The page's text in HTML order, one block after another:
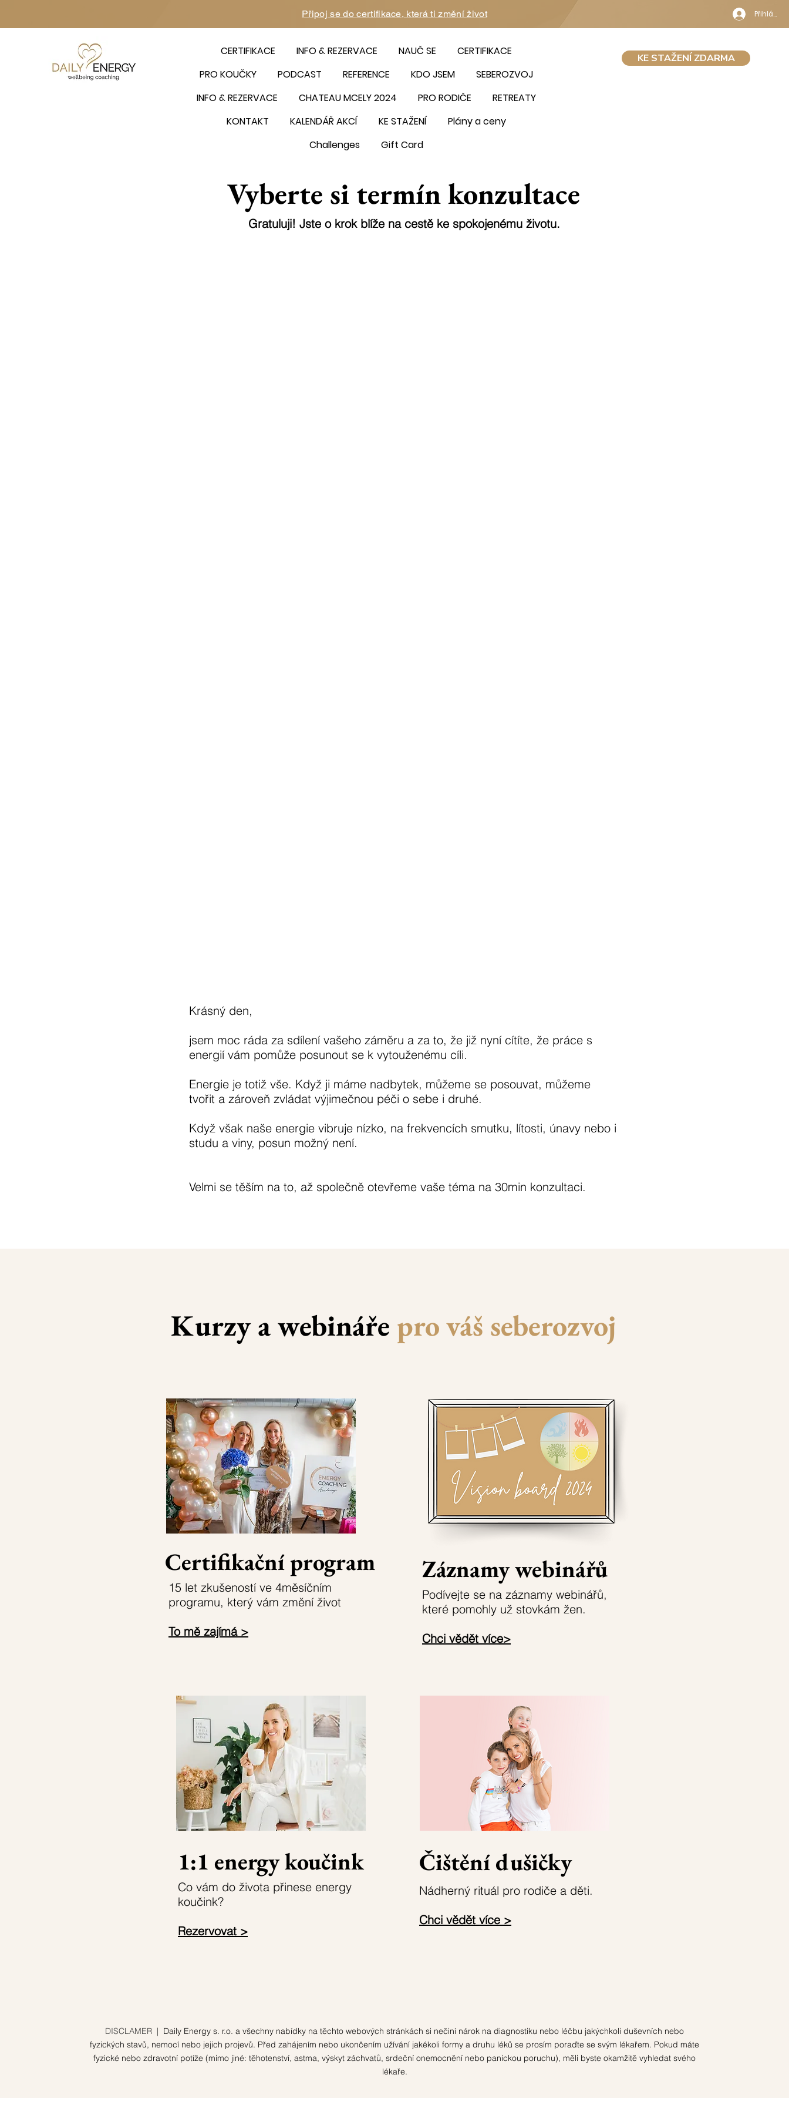
Připoj se do certifikace, která ti změní život Přihlásit
CERTIFIKACE INFO & REZERVACE NAUČ SE
CERTIFIKACE
PRO KOUČKY
PODCAST REFERENCE KDO JSEM
SEBEROZVOJ
INFO & REZERVACE
CHATEAU MCELY 2024 PRO RODIČE
RETREATY
KONTAKT
KALENDÁŘ AKCÍ KE STAŽENÍ
Plány a ceny
Challenges
Gift Card
KE STAŽENÍ ZDARMA
Vyberte si termín konzultace
Gratuluji! Jste o krok blíže na cestě ke spokojenému životu.
Krásný den,
jsem moc ráda za sdílení vašeho záměru a za to, že již nyní cítíte, že práce s
energií vám pomůže posunout se k vytouženému cíli.
Energie je totiž vše. Když ji máme nadbytek, můžeme se posouvat, můžeme
tvořit a zároveň zvládat výjimečnou péči o sebe i druhé.
Když však naše energie vibruje nízko, na frekvencích smutku, lítosti, únavy nebo i
studu a viny, posun možný není.
Velmi se těším na to, až společně otevřeme vaše téma na 30min konzultaci.
Kurzy a webináře pro váš seberozvoj
Certifikační program
15 let zkušeností ve 4měsíčním
programu, který vám změní život
To mě zajímá >
Záznamy webinářů
Podívejte se na záznamy webinářů,
které pomohly už stovkám žen.
Chci vědět více>
1:1 energy koučink
Co vám do života přinese energy
koučink?
Rezervovat >
Čištění dušičky
Nádherný rituál pro rodiče a děti.
Chci vědět více >
DISCLAMER | Daily Energy s. r.o. a všechny nabídky na těchto webových stránkách si nečiní nárok na diagnostiku nebo léčbu jakýchkoli duševních nebo
fyzických stavů, nemocí nebo jejich projevů. Před zahájením nebo ukončením užívání jakékoli formy a druhu léků se prosím poraďte se svým lékařem. Pokud máte
fyzické nebo zdravotní potíže (mimo jiné: těhotenství, astma, výskyt záchvatů, srdeční onemocnění nebo panickou poruchu), měli byste okamžitě vyhledat svého
lékaře.